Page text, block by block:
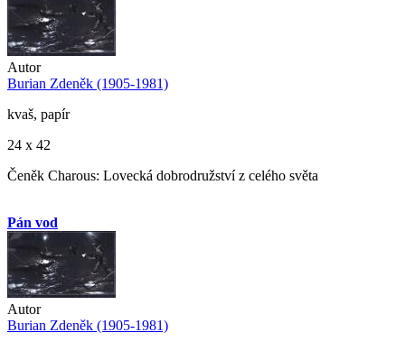
Autor
Burian Zdeněk (1905-1981)
kvaš, papír
24 x 42
Čeněk Charous: Lovecká dobrodružství z celého světa
Pán vod
Autor
Burian Zdeněk (1905-1981)